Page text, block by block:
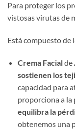
Para proteger los
vistosas virutas de
Está compuesto de
Crema Facialde
sostienen los
capacidad para
proporciona a la
equilibra la
obtenemos una